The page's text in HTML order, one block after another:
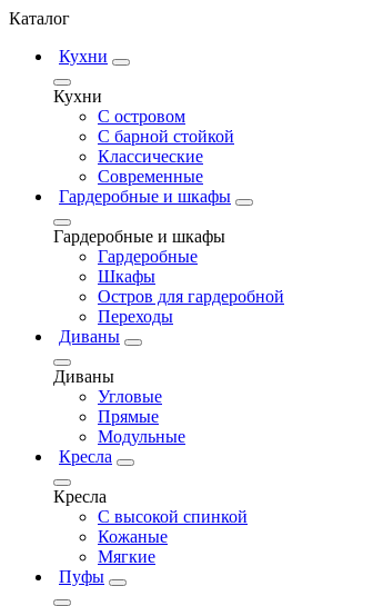
Каталог
Кухни
Кухни
С островом
С барной стойкой
Классические
Современные
Гардеробные и шкафы
Гардеробные и шкафы
Гардеробные
Шкафы
Остров для гардеробной
Переходы
Диваны
Диваны
Угловые
Прямые
Модульные
Кресла
Кресла
С высокой спинкой
Кожаные
Мягкие
Пуфы